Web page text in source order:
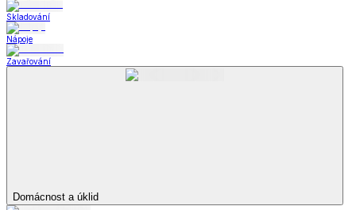
Skladování
Nápoje
Zavařování
Domácnost a úklid